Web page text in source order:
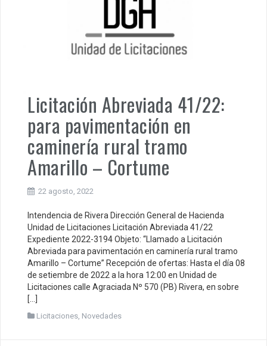
Licitación Abreviada 41/22:
para pavimentación en
caminería rural tramo
Amarillo – Cortume
22 agosto, 2022
Intendencia de Rivera Dirección General de Hacienda
Unidad de Licitaciones Licitación Abreviada 41/22
Expediente 2022-3194 Objeto: “Llamado a Licitación
Abreviada para pavimentación en caminería rural tramo
Amarillo – Cortume” Recepción de ofertas: Hasta el día 08
de setiembre de 2022 a la hora 12:00 en Unidad de
Licitaciones calle Agraciada Nº 570 (PB) Rivera, en sobre
[…]
Licitaciones, Novedades